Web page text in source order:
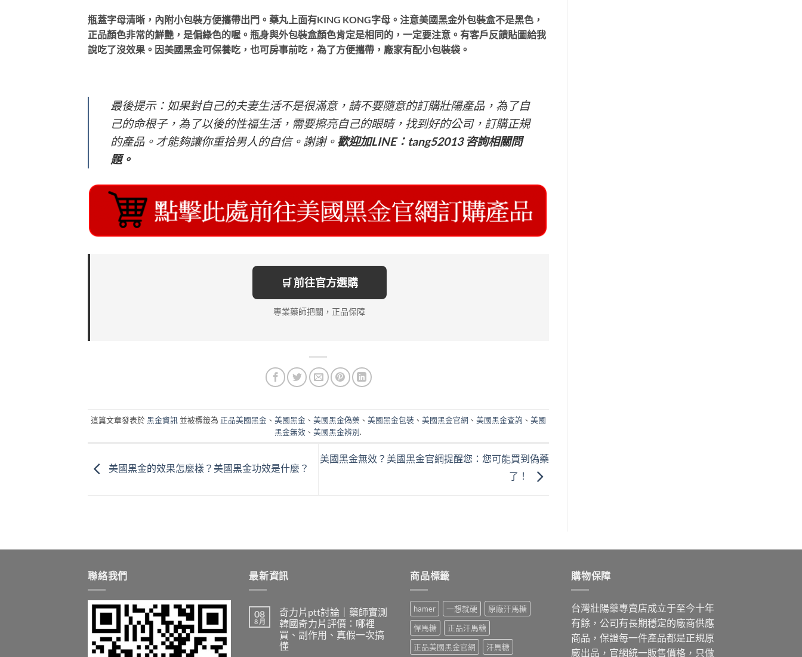
瓶蓋字母清晰，內附小包裝方便攜帶出門。藥丸上面有KING KONG字母。注意美國黑金外包裝盒不是黑色，
正品顏色非常的鮮艷，是偏綠色的喔。瓶身與外包裝盒顏色肯定是相同的，一定要注意。有客戶反饋貼圖給我
說吃了沒效果。因美國黑金可保養吃，也可房事前吃，為了方便攜帶，廠家有配小包裝袋。
最後提示：如果對自己的夫妻生活不是很滿意，請不要隨意的訂購壯陽產品，為了自
己的命根子，為了以後的性福生活，需要擦亮自己的眼睛，找到好的公司，訂購正規
的產品。才能夠讓你重拾男人的自信。謝謝。 歡迎加LINE：tang52013 咨詢相關問
題。
🛒 前往官方選購
專業藥師把關，正品保障
這篇文章發表於黑金資訊 並被標籤為 正品美國黑金、 美國黑金、 美國黑金偽藥 、 美國黑金包裝 、 美國黑金官網 、 美國黑金查詢 、 美國
黑金無效 、美國黑金辨別.
美國黑金的效果怎麼樣？美國黑金功效是什麼？
美國黑金無效？美國黑金官網提醒您：您可能買到偽藥
了！
聯絡我們 最新資訊
08
8 月
奇力片ptt討論｜藥師實測
韓國奇力片評價：哪裡
買、副作用、真假一次搞
懂
商品標籤
hamer 一想就硬
原廠汗馬糖
悍馬糖
正品汗馬糖
正品美國黑金官網
汗馬糖
購物保障
台灣壯陽藥專賣店成立于至今十年
有餘，公司有長期穩定的廠商供應
商品，保證每一件產品都是正規原
廠出品，官網統一販售價格，只做